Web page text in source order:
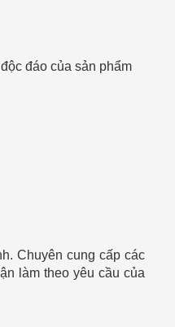
đáo của sản phẩm
Chuyên cung cấp các
làm theo yêu cầu của